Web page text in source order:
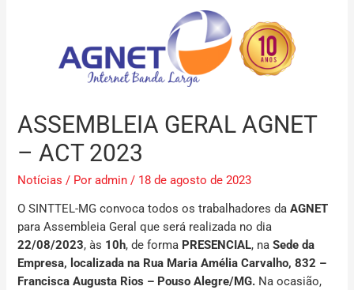
ASSEMBLEIA GERAL AGNET
– ACT 2023
Notícias / Poradmin / 18 de agosto de 2023
O SINTTEL-MG convoca todos os trabalhadores daAGNET
para Assembleia Geral que será realizada no dia
22/08/2023, às 10h, de forma PRESENCIAL, naSede da
Empresa, localizada na Rua Maria Amélia Carvalho, 832 –
Francisca Augusta Rios – Pouso Alegre/MG. Na ocasião,